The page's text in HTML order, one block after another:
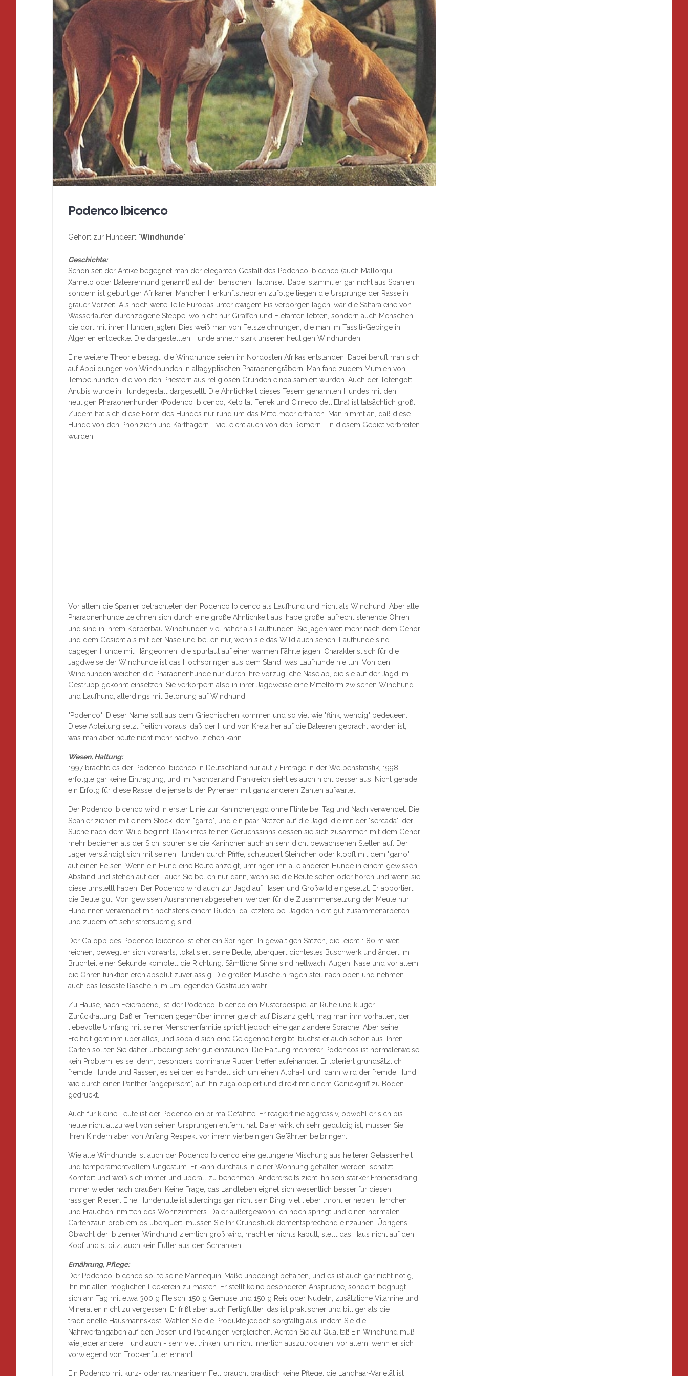
Podenco Ibicenco
Gehört zur Hundeart "Windhunde"
Geschichte:
Schon seit der Antike begegnet man der eleganten Gestalt des Podenco Ibicenco (auch Mallorqui,
Xarnelo oder Balearenhund genannt) auf der Iberischen Halbinsel. Dabei stammt er gar nicht aus Spanien,
sondern ist gebürtiger Afrikaner. Manchen Herkunftstheorien zufolge liegen die Ursprünge der Rasse in
grauer Vorzeit. Als noch weite Teile Europas unter ewigem Eis verborgen lagen, war die Sahara eine von
Wasserläufen durchzogene Steppe, wo nicht nur Giraffen und Elefanten lebten, sondern auch Menschen,
die dort mit ihren Hunden jagten. Dies weiß man von Felszeichnungen, die man im Tassili-Gebirge in
Algerien entdeckte. Die dargestellten Hunde ähneln stark unseren heutigen Windhunden.
Eine weitere Theorie besagt, die Windhunde seien im Nordosten Afrikas entstanden. Dabei beruft man sich
auf Abbildungen von Windhunden in altägyptischen Pharaonengräbern. Man fand zudem Mumien von
Tempelhunden, die von den Priestern aus religiösen Gründen einbalsamiert wurden. Auch der Totengott
Anubis wurde in Hundegestalt dargestellt. Die Ähnlichkeit dieses Tesem genannten Hundes mit den
heutigen Pharaonenhunden (Podenco Ibicenco, Kelb tal Fenek und Cirneco dell`Etna) ist tatsächlich groß.
Zudem hat sich diese Form des Hundes nur rund um das Mittelmeer erhalten. Man nimmt an, daß diese
Hunde von den Phöniziern und Karthagern - vielleicht auch von den Römern - in diesem Gebiet verbreiten
wurden.
Vor allem die Spanier betrachteten den Podenco Ibicenco als Laufhund und nicht als Windhund. Aber alle
Pharaonenhunde zeichnen sich durch eine große Ähnlichkeit aus, habe große, aufrecht stehende Ohren
und sind in ihrem Körperbau Windhunden viel näher als Laufhunden. Sie jagen weit mehr nach dem Gehör
und dem Gesicht als mit der Nase und bellen nur, wenn sie das Wild auch sehen. Laufhunde sind
dagegen Hunde mit Hängeohren, die spurlaut auf einer warmen Fährte jagen. Charakteristisch für die
Jagdweise der Windhunde ist das Hochspringen aus dem Stand, was Laufhunde nie tun. Von den
Windhunden weichen die Pharaonenhunde nur durch ihre vorzügliche Nase ab, die sie auf der Jagd im
Gestrüpp gekonnt einsetzen. Sie verkörpern also in ihrer Jagdweise eine Mittelform zwischen Windhund
und Laufhund, allerdings mit Betonung auf Windhund.
"Podenco": Dieser Name soll aus dem Griechischen kommen und so viel wie "flink, wendig" bedeueen.
Diese Ableitung setzt freilich voraus, daß der Hund von Kreta her auf die Balearen gebracht worden ist,
was man aber heute nicht mehr nachvollziehen kann.
Wesen, Haltung:
1997 brachte es der Podenco Ibicenco in Deutschland nur auf 7 Einträge in der Welpenstatistik, 1998
erfolgte gar keine Eintragung, und im Nachbarland Frankreich sieht es auch nicht besser aus. Nicht gerade
ein Erfolg für diese Rasse, die jenseits der Pyrenäen mit ganz anderen Zahlen aufwartet.
Der Podenco Ibicenco wird in erster Linie zur Kaninchenjagd ohne Flinte bei Tag und Nach verwendet. Die
Spanier ziehen mit einem Stock, dem "garro", und ein paar Netzen auf die Jagd, die mit der "sercada", der
Suche nach dem Wild beginnt. Dank ihres feinen Geruchssinns dessen sie sich zusammen mit dem Gehör
mehr bedienen als der Sich, spüren sie die Kaninchen auch an sehr dicht bewachsenen Stellen auf. Der
Jäger verständigt sich mit seinen Hunden durch Pfiffe, schleudert Steinchen oder klopft mit dem "garro"
auf einen Felsen. Wenn ein Hund eine Beute anzeigt, umringen ihn alle anderen Hunde in einem gewissen
Abstand und stehen auf der Lauer. Sie bellen nur dann, wenn sie die Beute sehen oder hören und wenn sie
diese umstellt haben. Der Podenco wird auch zur Jagd auf Hasen und Großwild eingesetzt. Er apportiert
die Beute gut. Von gewissen Ausnahmen abgesehen, werden für die Zusammensetzung der Meute nur
Hündinnen verwendet mit höchstens einem Rüden, da letztere bei Jagden nicht gut zusammenarbeiten
und zudem oft sehr streitsüchtig sind.
Der Galopp des Podenco Ibicenco ist eher ein Springen. In gewaltigen Sätzen, die leicht 1,80 m weit
reichen, bewegt er sich vorwärts, lokalisiert seine Beute, überquert dichtestes Buschwerk und ändert im
Bruchteil einer Sekunde komplett die Richtung. Sämtliche Sinne sind hellwach: Augen, Nase und vor allem
die Ohren funktionieren absolut zuverlässig. Die großen Muscheln ragen steil nach oben und nehmen
auch das leiseste Rascheln im umliegenden Gesträuch wahr.
Zu Hause, nach Feierabend, ist der Podenco Ibicenco ein Musterbeispiel an Ruhe und kluger
Zurückhaltung. Daß er Fremden gegenüber immer gleich auf Distanz geht, mag man ihm vorhalten, der
liebevolle Umfang mit seiner Menschenfamilie spricht jedoch eine ganz andere Sprache. Aber seine
Freiheit geht ihm über alles, und sobald sich eine Gelegenheit ergibt, büchst er auch schon aus. Ihren
Garten sollten Sie daher unbedingt sehr gut einzäunen. Die Haltung mehrerer Podencos ist normalerweise
kein Problem, es sei denn, besonders dominante Rüden treffen aufeinander. Er toleriert grundsätzlich
fremde Hunde und Rassen; es sei den es handelt sich um einen Alpha-Hund, dann wird der fremde Hund
wie durch einen Panther "angepirscht", auf ihn zugaloppiert und direkt mit einem Genickgriff zu Boden
gedrückt.
Auch für kleine Leute ist der Podenco ein prima Gefährte. Er reagiert nie aggressiv, obwohl er sich bis
heute nicht allzu weit von seinen Ursprüngen entfernt hat. Da er wirklich sehr geduldig ist, müssen Sie
Ihren Kindern aber von Anfang Respekt vor ihrem vierbeinigen Gefährten beibringen.
Wie alle Windhunde ist auch der Podenco Ibicenco eine gelungene Mischung aus heiterer Gelassenheit
und temperamentvollem Ungestüm. Er kann durchaus in einer Wohnung gehalten werden, schätzt
Komfort und weiß sich immer und überall zu benehmen. Andererseits zieht ihn sein starker Freiheitsdrang
immer wieder nach draußen. Keine Frage, das Landleben eignet sich wesentlich besser für diesen
rassigen Riesen. Eine Hundehütte ist allerdings gar nicht sein Ding, viel lieber thront er neben Herrchen
und Frauchen inmitten des Wohnzimmers. Da er außergewöhnlich hoch springt und einen normalen
Gartenzaun problemlos überquert, müssen Sie Ihr Grundstück dementsprechend einzäunen. Übrigens:
Obwohl der Ibizenker Windhund ziemlich groß wird, macht er nichts kaputt, stellt das Haus nicht auf den
Kopf und stibitzt auch kein Futter aus den Schränken.
Ernährung, Pflege:
Der Podenco Ibicenco sollte seine Mannequin-Maße unbedingt behalten, und es ist auch gar nicht nötig,
ihn mit allen möglichen Leckerein zu mästen. Er stellt keine besonderen Ansprüche, sondern begnügt
sich am Tag mit etwa 300 g Fleisch, 150 g Gemüse und 150 g Reis oder Nudeln, zusätzliche Vitamine und
Mineralien nicht zu vergessen. Er frißt aber auch Fertigfutter, das ist praktischer und billiger als die
traditionelle Hausmannskost. Wählen Sie die Produkte jedoch sorgfältig aus, indem Sie die
Nährwertangaben auf den Dosen und Packungen vergleichen. Achten Sie auf Qualität! Ein Windhund muß -
wie jeder andere Hund auch - sehr viel trinken, um nicht innerlich auszutrocknen, vor allem, wenn er sich
vorwiegend von Trockenfutter ernährt.
Ein Podenco mit kurz- oder rauhhaarigem Fell braucht praktisch keine Pflege, die Langhaar-Varietät ist